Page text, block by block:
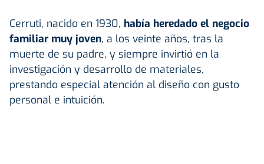
Cerruti, nacido en 1930, había heredado el negocio
familiar muy joven, a los veinte años, tras la
muerte de su padre, y siempre invirtió en la
investigación y desarrollo de materiales,
prestando especial atención al diseño con gusto
personal e intuición.